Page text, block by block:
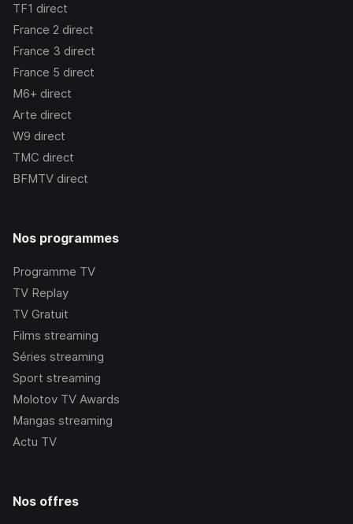
TF1 direct
France 2 direct
France 3 direct
France 5 direct
M6+ direct
Arte direct
W9 direct
TMC direct
BFMTV direct
Nos programmes
Programme TV
TV Replay
TV Gratuit
Films streaming
Séries streaming
Sport streaming
Molotov TV Awards
Mangas streaming
Actu TV
Nos offres